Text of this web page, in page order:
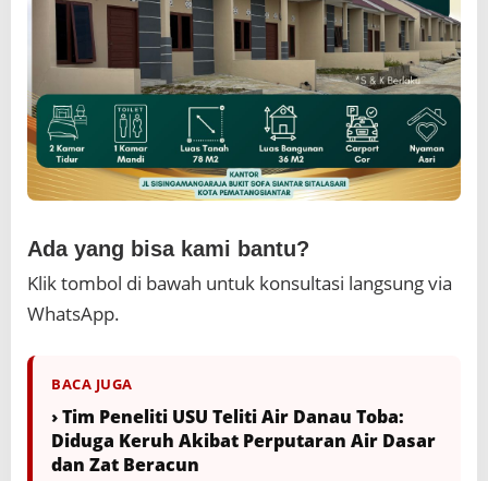
Ada yang bisa kami bantu?
Klik tombol di bawah untuk konsultasi langsung via
WhatsApp.
BACA JUGA
› Tim Peneliti USU Teliti Air Danau Toba:
Diduga Keruh Akibat Perputaran Air Dasar
dan Zat Beracun